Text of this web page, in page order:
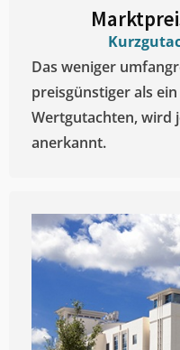
Das weniger
preisgünstiger als
Wertgutachten, wird
anerkannt.